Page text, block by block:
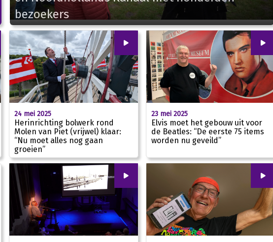
bezoekers
00
24 mei 2025
Herinrichting bolwerk rond
Molen van Piet (vrijwel) klaar:
“Nu moet alles nog gaan
groeien”
00:00
23 mei 2025
Elvis moet het gebouw uit voor
de Beatles: “De eerste 75 items
worden nu geveild”
00:00 00 : 00